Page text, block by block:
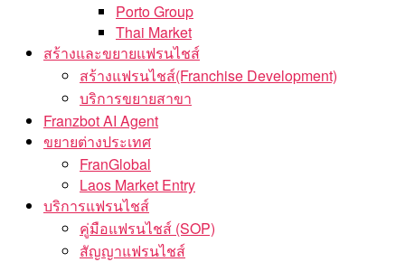
Porto Group
Thai Market
สร้างและขยายแฟรนไชส์
สร้างแฟรนไชส์(Franchise Development)
บริการขยายสาขา
Franzbot AI Agent
ขยายต่างประเทศ
FranGlobal
Laos Market Entry
บริการแฟรนไชส์
คู่มือแฟรนไชส์ (SOP)
สัญญาแฟรนไชส์